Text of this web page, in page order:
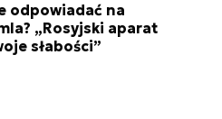
odpowiadać na
„Rosyjski aparat
słabości”